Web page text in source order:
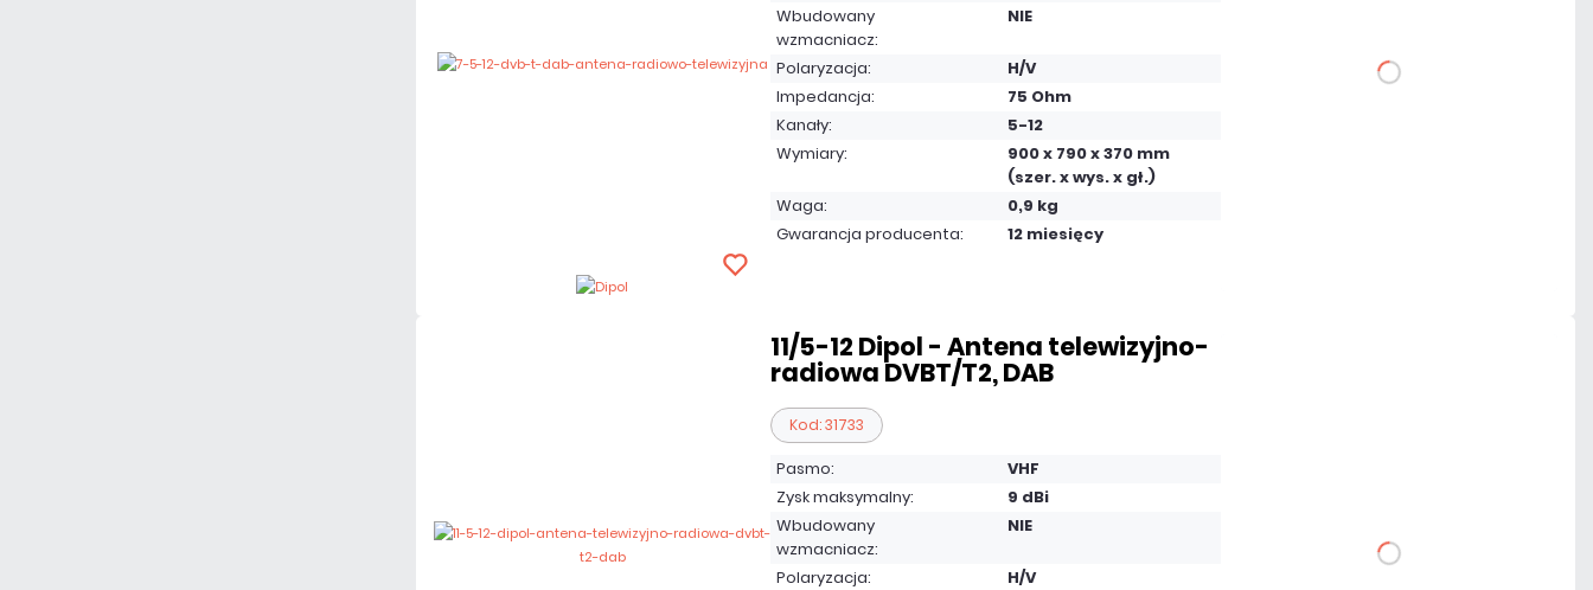
Wbudowany
wzmacniacz:
NIE
Polaryzacja:
H/V
Impedancja:
75 Ohm
Kanały:
5-12
Wymiary:
900 x 790 x 370 mm
(szer. x wys. x gł.)
Waga:
0,9 kg
Gwarancja producenta:
12 miesięcy
DO KOSZYKA
11/5-12 Dipol - Antena telewizyjno-
radiowa DVBT/T2, DAB
Kod: 31733
Pasmo:
VHF
Zysk maksymalny:
9 dBi
Wbudowany
wzmacniacz:
NIE
Polaryzacja:
H/V
DO KOSZYKA